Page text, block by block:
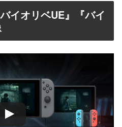
イオリベUE』『バイ